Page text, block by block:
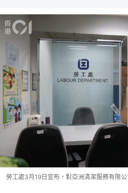
勞工處3月19日宣布，對亞洲清潔服務有限公